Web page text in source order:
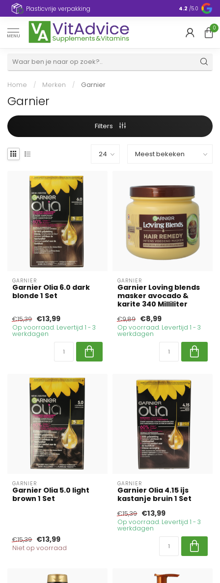
Plasticvrije verpakking 4.2 /5.0
MENU
0
Home / Merken / Garnier
Garnier
Filters
GARNIER
Garnier Olia 6.0 dark
blonde 1 Set
€15,39 €13,99
Op voorraad. Levertijd 1 - 3
werkdagen
GARNIER
Garnier Loving blends
masker avocado &
karite 340 Milliliter
€9,89 €8,99
Op voorraad. Levertijd 1 - 3
werkdagen
GARNIER
Garnier Olia 5.0 light
brown 1 Set
€15,39 €13,99
Niet op voorraad
GARNIER
Garnier Olia 4.15 ijs
kastanje bruin 1 Set
€15,39 €13,99
Op voorraad. Levertijd 1 - 3
werkdagen